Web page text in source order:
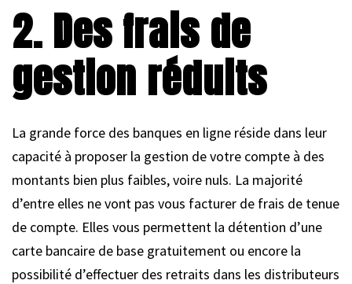
2. Des frais de
gestion réduits
La grande force des banques en ligne réside dans leur
capacité à proposer la gestion de votre compte à des
montants bien plus faibles, voire nuls. La majorité
d’entre elles ne vont pas vous facturer de frais de tenue
de compte. Elles vous permettent la détention d’une
carte bancaire de base gratuitement ou encore la
possibilité d’effectuer des retraits dans les distributeurs